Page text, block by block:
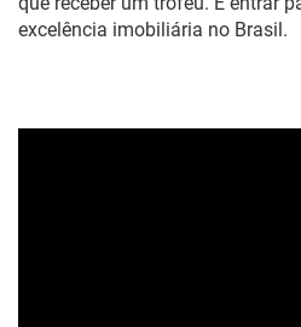
excelência imobiliária no Brasil.